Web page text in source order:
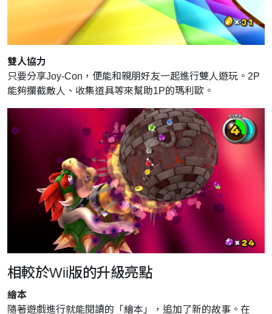
雙人協力
只要分享Joy-Con，便能和親朋好友一起進行雙人遊玩。2P
能夠攔截敵人、收集道具等來幫助1P的瑪利歐。
相較於Wii版的升級亮點
繪本
隨著遊戲進行就能閱讀的「繪本」，追加了新的故事。在